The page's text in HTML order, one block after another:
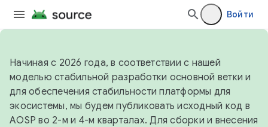
Войти
Начиная с 2026 года, в соответствии с нашей
моделью стабильной разработки основной ветки и
для обеспечения стабильности платформы для
экосистемы, мы будем публиковать исходный код в
AOSP во 2-м и 4-м кварталах. Для сборки и внесения